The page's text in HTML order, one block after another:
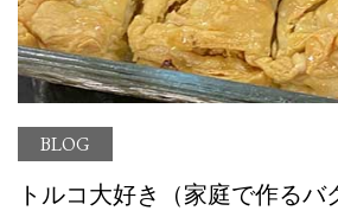
BLOG
トルコ大好き（家庭で作るバ